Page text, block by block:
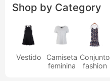
Shop by Category
Vestido
Camiseta
feminina
Conjunto
fashion